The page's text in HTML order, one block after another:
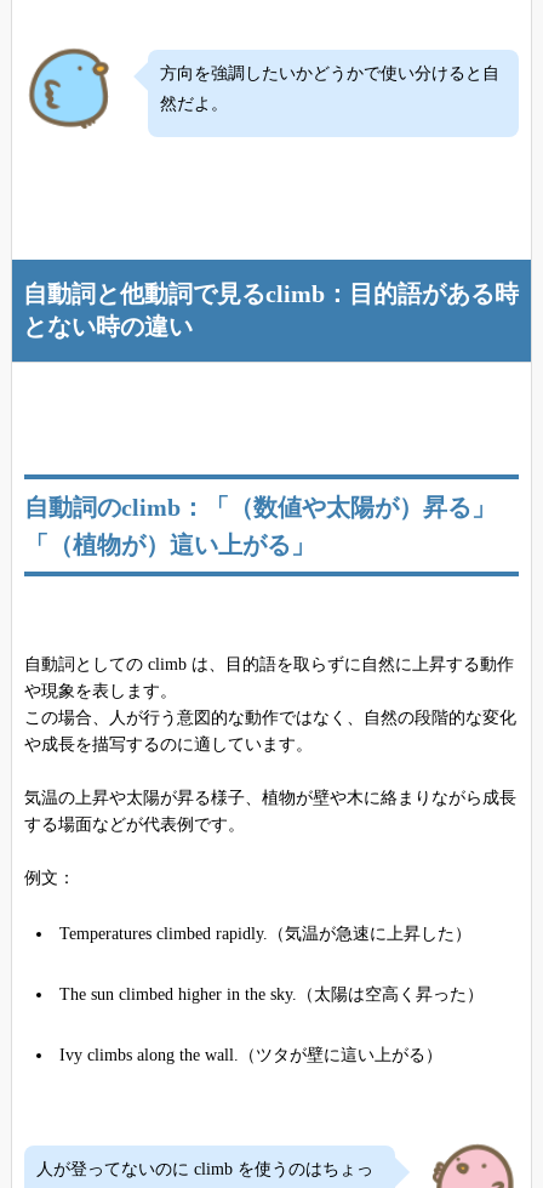
方向を強調したいかどうかで使い分けると自
然だよ。
自動詞と他動詞で見るclimb：目的語がある時
とない時の違い
自動詞のclimb：「（数値や太陽が）昇る」
「（植物が）這い上がる」
自動詞としての climb は、目的語を取らずに自然に上昇する動作
や現象を表します。
この場合、人が行う意図的な動作ではなく、自然の段階的な変化
や成長を描写するのに適しています。
気温の上昇や太陽が昇る様子、植物が壁や木に絡まりながら成長
する場面などが代表例です。
例文：
Temperatures climbed rapidly.（気温が急速に上昇した）
The sun climbed higher in the sky.（太陽は空高く昇った）
Ivy climbs along the wall.（ツタが壁に這い上がる）
人が登ってないのに climb を使うのはちょっ